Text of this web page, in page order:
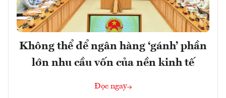
Không thể để ngân hàng ‘gánh’ phần
lớn nhu cầu vốn của nền kinh tế
Đọc ngay